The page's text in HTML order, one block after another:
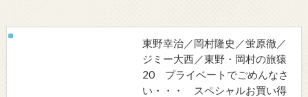
東野幸治／岡村隆史／蛍原徹／
ジミー大西／東野・岡村の旅猿
20 プライベートでごめんなさ
い・・・ スペシャルお買い得